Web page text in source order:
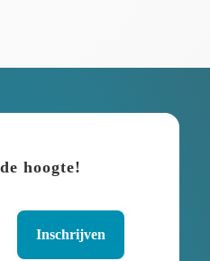
hoogte!